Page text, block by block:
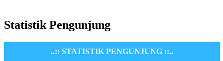
Statistik Pengunjung
..:: STATISTIK PENGUNJUNG ::..